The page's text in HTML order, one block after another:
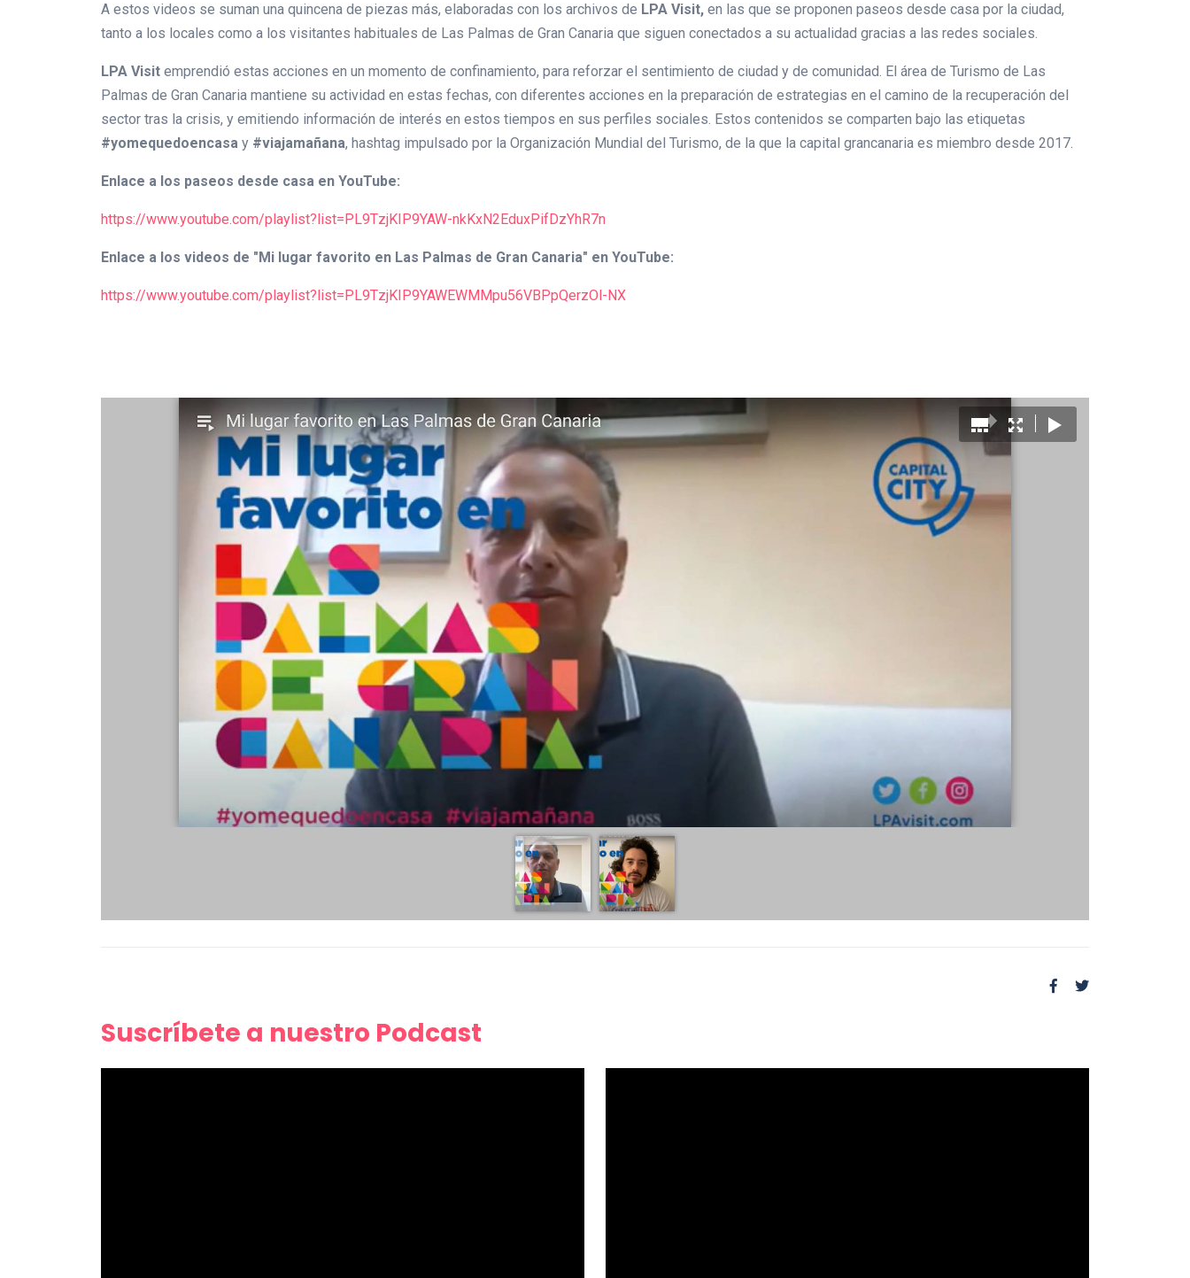
A estos videos se suman una quincena de piezas más, elaboradas con los archivos de LPA Visit, en las que se proponen paseos desde casa por la ciudad,
tanto a los locales como a los visitantes habituales de Las Palmas de Gran Canaria que siguen conectados a su actualidad gracias a las redes sociales.
LPA Visit emprendió estas acciones en un momento de confinamiento, para reforzar el sentimiento de ciudad y de comunidad. El área de Turismo de Las
Palmas de Gran Canaria mantiene su actividad en estas fechas, con diferentes acciones en la preparación de estrategias en el camino de la recuperación del
sector tras la crisis, y emitiendo información de interés en estos tiempos en sus perfiles sociales. Estos contenidos se comparten bajo las etiquetas
#yomequedoencasa y #viajamañana, hashtag impulsado por la Organización Mundial del Turismo, de la que la capital grancanaria es miembro desde 2017.
Enlace a los paseos desde casa en YouTube:
https://www.youtube.com/playlist?list=PL9TzjKIP9YAW-nkKxN2EduxPifDzYhR7n
Enlace a los videos de "Mi lugar favorito en Las Palmas de Gran Canaria" en YouTube:
https://www.youtube.com/playlist?list=PL9TzjKIP9YAWEWMMpu56VBPpQerzOl-NX
Suscríbete a nuestro Podcast